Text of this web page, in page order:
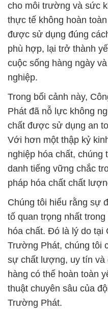
cho môi trường và sức
thực tế không hoàn
được sử dụng đúng
phù hợp, lại trở thành
cuộc sống hàng ngày
nghiệp.
Trong bối cảnh này,
Phát đã nỗ lực không
chất được sử dụng an
Với hơn một thập kỷ
nghiệp hóa chất,
danh tiếng vững chắc
pháp hóa chất chất
Chúng tôi hiểu rằng sự
tố quan trọng nhất
hóa chất. Đó là lý do tại
Trường Phát, chúng tôi
sự chất lượng, uy tín và
hàng có thể hoàn toàn
thuật chuyên sâu của
Trường Phát.